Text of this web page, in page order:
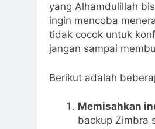
yang Alhamdulillah
ingin mencoba
tidak cocok untuk
jangan sampai
Berikut adalah
Memisahkan
backup Zimbra